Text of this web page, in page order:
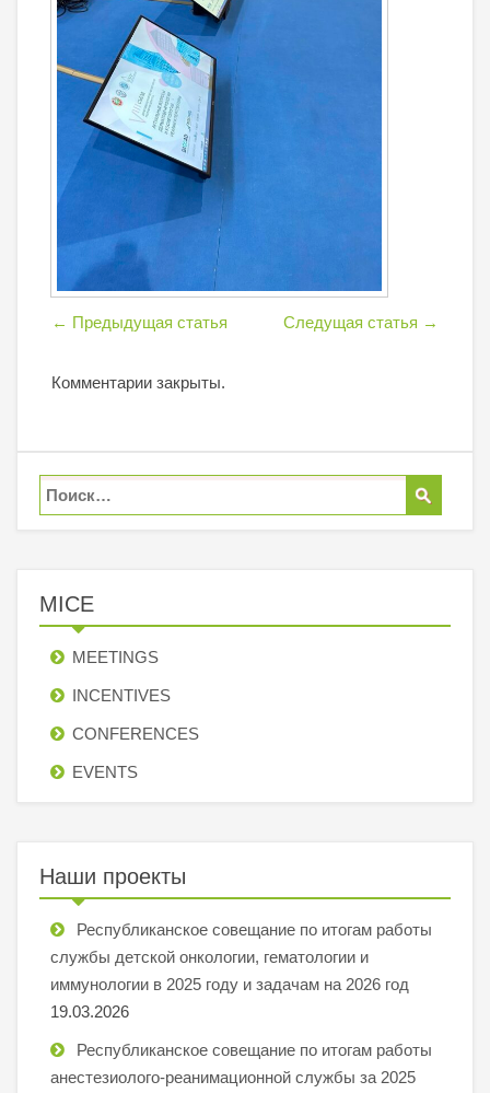
← Предыдущая статья Следущая статья →
Комментарии закрыты.
MICE
MEETINGS
INCENTIVES
СONFERENCES
EVENTS
Наши проекты
Республиканское совещание по итогам работы
службы детской онкологии, гематологии и
иммунологии в 2025 году и задачам на 2026 год
19.03.2026
Республиканское совещание по итогам работы
анестезиолого-реанимационной службы за 2025